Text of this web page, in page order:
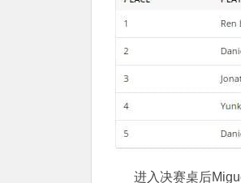
进入决赛桌后